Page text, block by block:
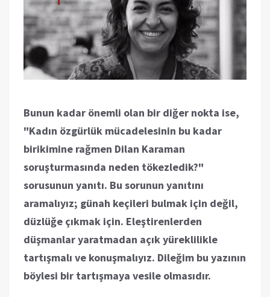
Bunun kadar önemli olan bir diğer nokta ise,
"Kadın özgürlük mücadelesinin bu kadar
birikimine rağmen Dilan Karaman
soruşturmasında neden tökezledik?"
sorusunun yanıtı. Bu sorunun yanıtını
aramalıyız; günah keçileri bulmak için değil,
düzlüğe çıkmak için. Eleştirenlerden
düşmanlar yaratmadan açık yüreklilikle
tartışmalı ve konuşmalıyız. Dileğim bu yazının
böylesi bir tartışmaya vesile olmasıdır.